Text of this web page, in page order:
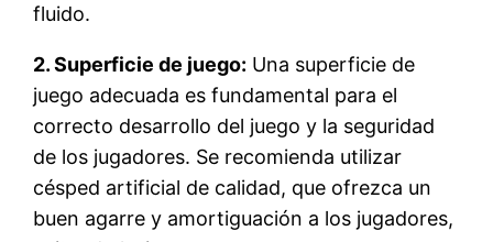
fluido.
2. Superficie de juego: Una superficie de
juego adecuada es fundamental para el
correcto desarrollo del juego y la seguridad
de los jugadores. Se recomienda utilizar
césped artificial de calidad, que ofrezca un
buen agarre y amortiguación a los jugadores,